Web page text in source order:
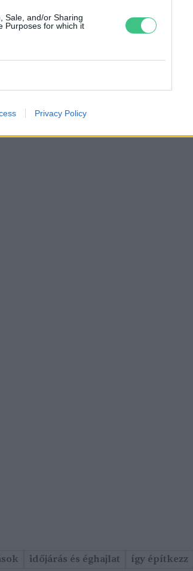
Sale, and/or Sharing
Purposes for which it
Privacy Policy
időjárás és éghajlat így építkezz